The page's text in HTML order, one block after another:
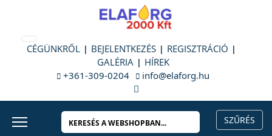
CÉGÜNKRŐL BEJELENTKEZÉS
REGISZTRÁCIÓ
GALÉRIA
HÍREK
+361-309-0204
info@elaforg.hu